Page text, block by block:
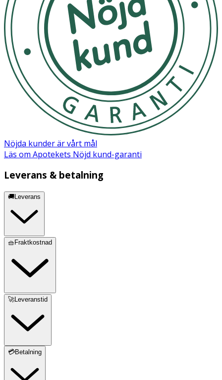
Nöjda kunder är vårt mål
Läs om Apotekets Nöjd kund-garanti
Leverans & betalning
🚚Leverans
🧺Fraktkostnad
🚀Leveranstid
💳Betalning